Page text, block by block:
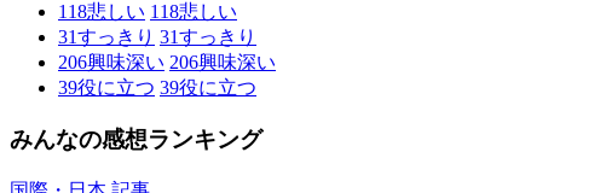
118悲しい 118悲しい
31すっきり 31すっきり
206興味深い 206興味深い
39役に立つ 39役に立つ
みんなの感想ランキング